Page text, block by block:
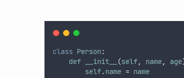
class Person :
def
__init__ (self, name, age
self.name = name